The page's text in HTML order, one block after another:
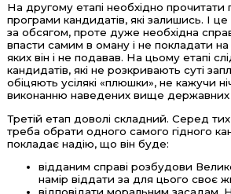
На другому етапі необхідно прочитати
програми кандидатів, які залишись. І
за обсягом, проте дуже необхідна
впасти самим в оману і не покладати
яких він і не подавав. На цьому етапі
кандидатів, які не розкривають суті
обіцяють усілякі «плюшки», не кажучи
виконанню наведених вище державних
Третій етап доволі складний. Серед
треба обрати одного самого гідного
покладає надію, що він буде:
відданим справі розбудови
намір віддати за для цього своє